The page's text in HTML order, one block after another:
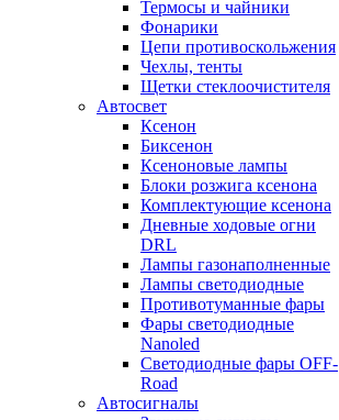
Термосы и чайники
Фонарики
Цепи противоскольжения
Чехлы, тенты
Щетки стеклоочистителя
Автосвет
Ксенон
Биксенон
Ксеноновые лампы
Блоки розжига ксенона
Комплектующие ксенона
Дневные ходовые огни
DRL
Лампы газонаполненные
Лампы светодиодные
Противотуманные фары
Фары светодиодные
Nanoled
Светодиодные фары OFF-
Road
Автосигналы